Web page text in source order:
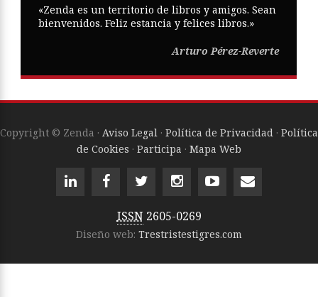
«Zenda es un territorio de libros y amigos. Sean
bienvenidos. Feliz estancia y felices libros.»
Arturo Pérez-Reverte
Copyright © Zenda · Aviso Legal · Política de Privacidad · Política
de Cookies · Participa · Mapa Web
ISSN 2605-0269
Diseño web: Trestristestigres.com